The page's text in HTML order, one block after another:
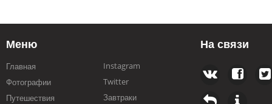
Меню
Главная
Фотографии
Путешествия
Instagram
Twitter
Завтраки
На связи